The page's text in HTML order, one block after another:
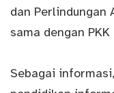
dan Perlindungan
sama dengan
Sebagai